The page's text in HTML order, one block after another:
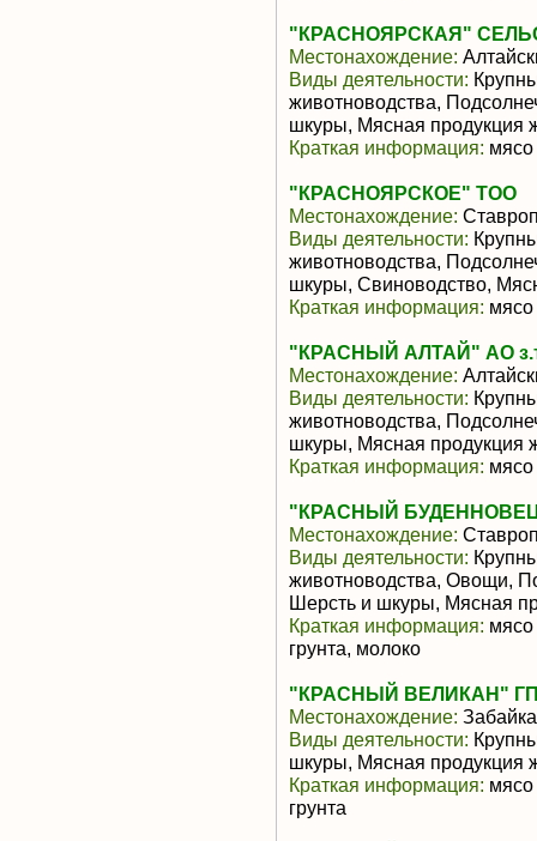
"КРАСНОЯРСКАЯ"
Местонахождение:
Виды деятельности:
животноводства,
шкуры, Мясная продукция
Краткая информация: мясо
"КРАСНОЯРСКОЕ" ТОО
Местонахождение:
Виды деятельности:
животноводства,
шкуры, Свиноводство,
Краткая информация: мясо
"КРАСНЫЙ АЛТАЙ" АО
Местонахождение:
Виды деятельности:
животноводства,
шкуры, Мясная продукция
Краткая информация: мясо
"КРАСНЫЙ
Местонахождение:
Виды деятельности:
животноводства, Овощи,
Шерсть и шкуры, Мясная
Краткая информация: мясо
грунта, молоко
"КРАСНЫЙ ВЕЛИКАН"
Местонахождение:
Виды деятельности:
шкуры, Мясная продукция
Краткая информация: мясо
грунта